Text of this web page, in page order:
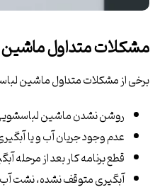
مشکلات متداول
برخی از مشکلات متداول ماشین
روشن نشدن ماشین
عدم وجود جریان آب و یا
قطع برنامه کار بعد از مرحله
آبگیری متوقف نشده، نشت